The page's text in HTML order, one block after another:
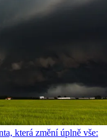
která změní úplně vše: